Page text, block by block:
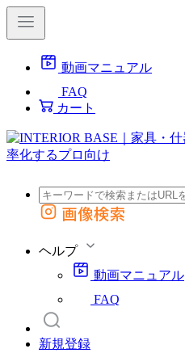
動画マニュアル
FAQ
カート
外部サイトの商品をカートに追加
画像検索
ヘルプ
動画マニュアル
FAQ
新規登録